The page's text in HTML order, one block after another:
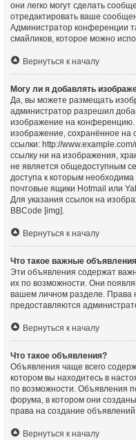
они легко могут сделать
отредактировать ваше
Администратор конференции
смайликов, которое можно
Вернуться к началу
Могу ли я добавлять
Да, вы можете размещать
администратор разрешил
изображение на конференцию.
изображение, сохранённое
ссылки: http://
ссылку ни на изображения,
не является общедоступным
доступа к которым
почтовые ящики Hotmail или
Для указания ссылок на
BBCode [img].
Вернуться к началу
Что такое важные
Эти объявления содержат
их по возможности. Они
вашем личном разделе. Права
предоставляются
Вернуться к началу
Что такое объявления?
Объявления чаще всего
котором вы находитесь в
по возможности. Объявления
форума, в котором они
права на создание
Вернуться к началу